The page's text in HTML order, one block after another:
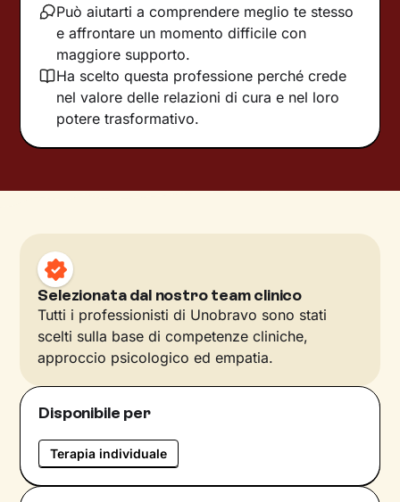
Può aiutarti a comprendere meglio te stesso
e affrontare un momento difficile con
maggiore supporto.
Ha scelto questa professione perché crede
nel valore delle relazioni di cura e nel loro
potere trasformativo.
Selezionata dal nostro team clinico
Tutti i professionisti di Unobravo sono stati
scelti sulla base di competenze cliniche,
approccio psicologico ed empatia.
Disponibile per
Terapia individuale